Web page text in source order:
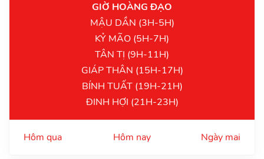
GIỜ HOÀNG ĐẠO
MẬU DẦN (3H-5H)
KỶ MÃO (5H-7H)
TÂN TỊ (9H-11H)
GIÁP THÂN (15H-17H)
BÍNH TUẤT (19H-21H)
ĐINH HỢI (21H-23H)
Hôm qua Hôm nay Ngày mai